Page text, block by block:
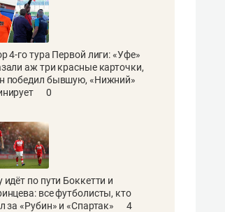
4-го тура Первой лиги: «Уфе»
аж три красные карточки,
победил бывшую, «Нижний»
0
идёт по пути Боккетти и
все футболисты, кто
за «Рубин» и «Спартак»
4